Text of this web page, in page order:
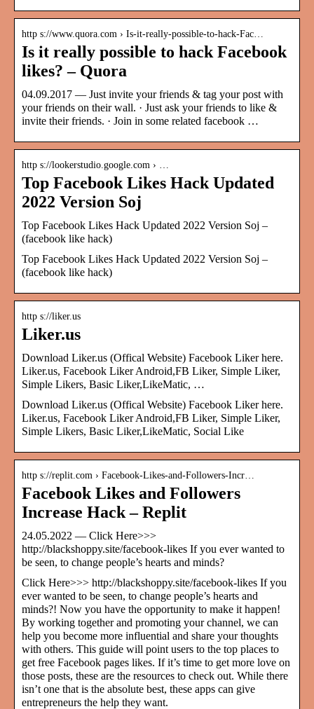
http s://www.quora.com › Is-it-really-possible-to-hack-Fac…
Is it really possible to hack Facebook
likes? – Quora
04.09.2017 — Just invite your friends & tag your post with
your friends on their wall. · Just ask your friends to like &
invite their friends. · Join in some related facebook …
http s://lookerstudio.google.com › …
Top Facebook Likes Hack Updated
2022 Version Soj
Top Facebook Likes Hack Updated 2022 Version Soj –
(facebook like hack)
Top Facebook Likes Hack Updated 2022 Version Soj –
(facebook like hack)
http s://liker.us
Liker.us
Download Liker.us (Offical Website) Facebook Liker here.
Liker.us, Facebook Liker Android,FB Liker, Simple Liker,
Simple Likers, Basic Liker,LikeMatic, …
Download Liker.us (Offical Website) Facebook Liker here.
Liker.us, Facebook Liker Android,FB Liker, Simple Liker,
Simple Likers, Basic Liker,LikeMatic, Social Like
http s://replit.com › Facebook-Likes-and-Followers-Incr…
Facebook Likes and Followers
Increase Hack – Replit
24.05.2022 — Click Here>>>
http://blackshoppy.site/facebook-likes If you ever wanted to
be seen, to change people’s hearts and minds?
Click Here>>> http://blackshoppy.site/facebook-likes If you
ever wanted to be seen, to change people’s hearts and
minds?! Now you have the opportunity to make it happen!
By working together and promoting your channel, we can
help you become more influential and share your thoughts
with others. This guide will point users to the top places to
get free Facebook pages likes. If it’s time to get more love on
those posts, these are the resources to check out. While there
isn’t one that is the absolute best, these apps can give
entrepreneurs the help they want.